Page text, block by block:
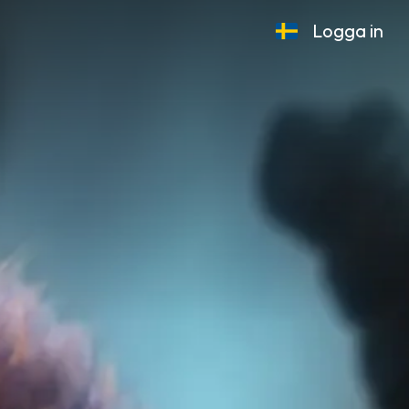
Logga in